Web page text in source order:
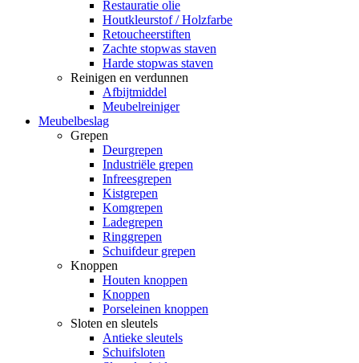
Restauratie olie
Houtkleurstof / Holzfarbe
Retoucheerstiften
Zachte stopwas staven
Harde stopwas staven
Reinigen en verdunnen
Afbijtmiddel
Meubelreiniger
Meubelbeslag
Grepen
Deurgrepen
Industriële grepen
Infreesgrepen
Kistgrepen
Komgrepen
Ladegrepen
Ringgrepen
Schuifdeur grepen
Knoppen
Houten knoppen
Knoppen
Porseleinen knoppen
Sloten en sleutels
Antieke sleutels
Schuifsloten